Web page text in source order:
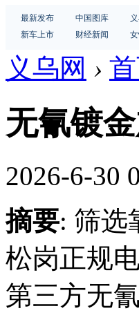
最新发布 中国图库
新车上市
财经新闻
义乌网 ›
无氰镀
2026-6-30
摘要: 筛选
松岗正规
第三方无